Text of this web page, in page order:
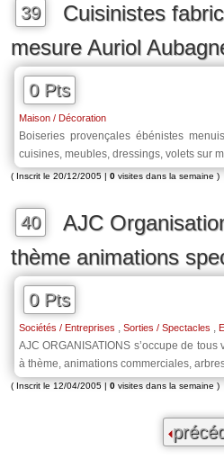
39
Cuisinistes
mesure Auriol
0 Pts
Maison / Décoration
Boiseries provençales ébénistes
cuisines, meubles, dressings, volets sur
( Inscrit le 20/12/2005 | 0 visites dans la semaine )
40
AJC
thème animations
0 Pts
Sociétés / Entreprises , Sorties / Spectacles ,
AJC ORGANISATIONS s’occupe de
à thème, animations commerciales,
( Inscrit le 12/04/2005 | 0 visites dans la semaine )